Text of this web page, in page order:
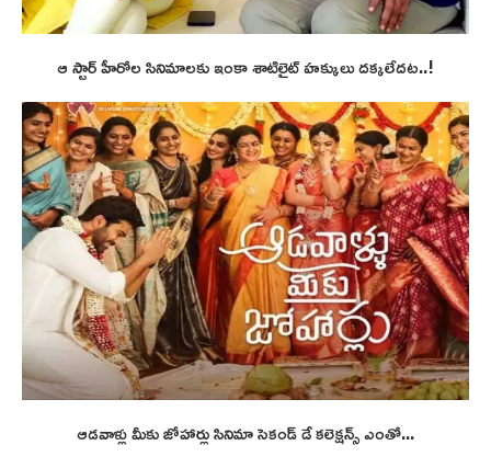
ఆ స్టార్ హీరోల సినిమాలకు ఇంకా శాటిలైట్ హక్కులు దక్కలేదట..!
ఆడవాళ్లు మీకు జోహార్లు సినిమా సెకండ్ డే కలెక్షన్స్ ఎంతో...